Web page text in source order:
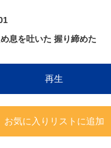
くあるご質問
の新曲・ランキングなど
カラオケ最新情報をチェック！
息を吐いた 握り締めた
再生
お気に入りリストに追加